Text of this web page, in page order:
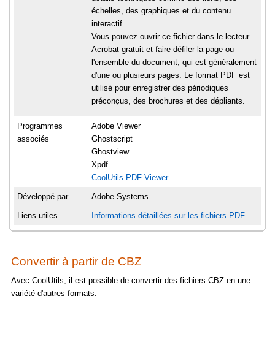
échelles, des graphiques et du contenu
interactif.
Vous pouvez ouvrir ce fichier dans le lecteur
Acrobat gratuit et faire défiler la page ou
l'ensemble du document, qui est généralement
d'une ou plusieurs pages. Le format PDF est
utilisé pour enregistrer des périodiques
préconçus, des brochures et des dépliants.
Programmes
associés
Adobe Viewer
Ghostscript
Ghostview
Xpdf
CoolUtils PDF Viewer
Développé par Adobe Systems
Liens utiles Informations détaillées sur les fichiers PDF
Convertir à partir de CBZ
Avec CoolUtils, il est possible de convertir des fichiers CBZ en une
variété d'autres formats: